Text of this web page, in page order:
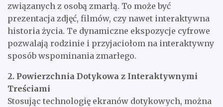
związanych z osobą zmarłą. To może być
prezentacja zdjęć, filmów, czy nawet interaktywna
historia życia. Te dynamiczne ekspozycje cyfrowe
pozwalają rodzinie i przyjaciołom na interaktywny
sposób wspominania zmarłego.
2. Powierzchnia Dotykowa z Interaktywnymi
Treściami
Stosując technologię ekranów dotykowych, można